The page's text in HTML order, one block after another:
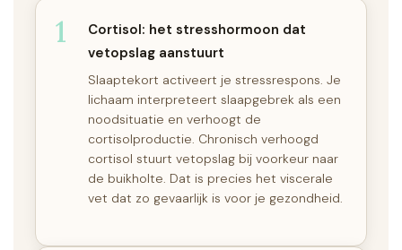
1
Cortisol: het stresshormoon dat
vetopslag aanstuurt
Slaaptekort activeert je stressrespons. Je
lichaam interpreteert slaapgebrek als een
noodsituatie en verhoogt de
cortisolproductie. Chronisch verhoogd
cortisol stuurt vetopslag bij voorkeur naar
de buikholte. Dat is precies het viscerale
vet dat zo gevaarlijk is voor je gezondheid.